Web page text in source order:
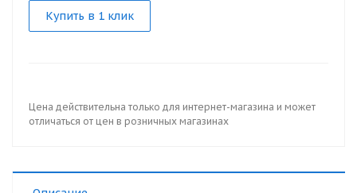
Купить в 1 клик
Цена действительна только для интернет-магазина и может
отличаться от цен в розничных магазинах